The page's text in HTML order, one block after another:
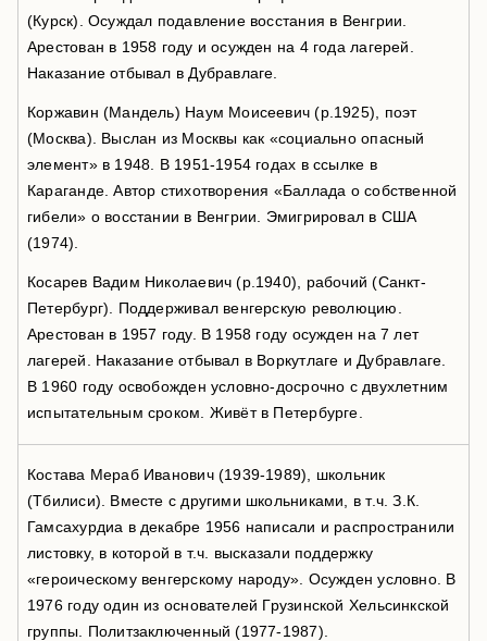
(Курск). Осуждал подавление восстания в Венгрии.
Арестован в 1958 году и осужден на 4 года лагерей.
Наказание отбывал в Дубравлаге.
Коржавин (Мандель) Наум Моисеевич (р.1925), поэт
(Москва). Выслан из Москвы как «социально опасный
элемент» в 1948. В 1951-1954 годах в ссылке в
Караганде. Автор стихотворения «Баллада о собственной
гибели» о восстании в Венгрии. Эмигрировал в США
(1974).
Косарев Вадим Николаевич (р.1940), рабочий (Санкт-
Петербург). Поддерживал венгерскую революцию.
Арестован в 1957 году. В 1958 году осужден на 7 лет
лагерей. Наказание отбывал в Воркутлаге и Дубравлаге.
В 1960 году освобожден условно-досрочно с двухлетним
испытательным сроком. Живёт в Петербурге.
Костава Мераб Иванович (1939-1989), школьник
(Тбилиси). Вместе с другими школьниками, в т.ч. З.К.
Гамсахурдиа в декабре 1956 написали и распространили
листовку, в которой в т.ч. высказали поддержку
«героическому венгерскому народу». Осужден условно. В
1976 году один из основателей Грузинской Хельсинкской
группы. Политзаключенный (1977-1987).